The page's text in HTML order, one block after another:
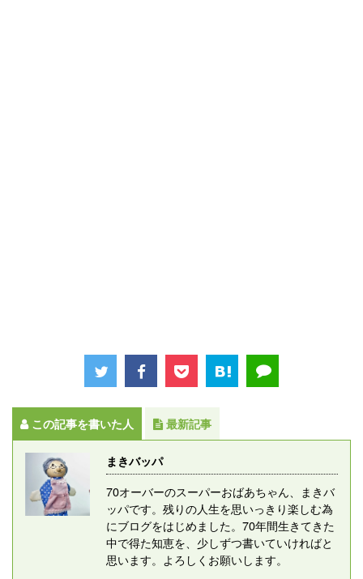
この記事を書いた人 最新記事
まきバッパ
70オーバーのスーパーおばあちゃん、まきバ
ッパです。残りの人生を思いっきり楽しむ為
にブログをはじめました。70年間生きてきた
中で得た知恵を、少しずつ書いていければと
思います。よろしくお願いします。